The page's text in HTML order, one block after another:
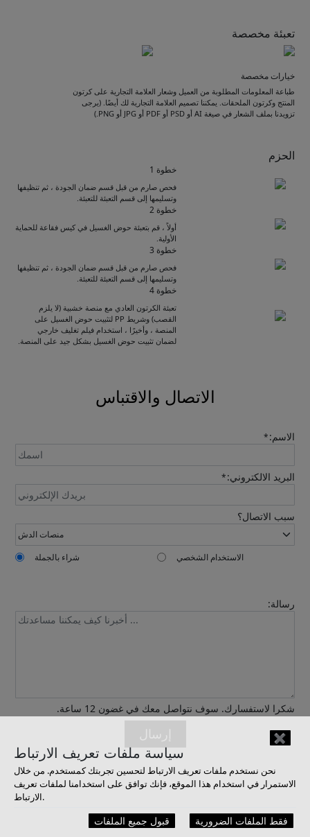
تعبئة مخصصة
خيارات مخصصة
طباعة المعلومات المطلوبة من العميل وشعار العلامة التجارية على كرتون
المنتج وكرتون الملحقات. يمكننا تصميم العلامة التجارية لك أيضًا. (يرجى
تزويدنا بملف الشعار في صيغة AI أو PSD أو PDF أو JPG أو PNG.)
الحزم
خطوة 1
فحص صارم من قبل قسم ضمان الجودة ، ثم تنظيفها
وتسليمها إلى قسم التعبئة للتعبئة.
خطوة 2
أولاً ، قم بتعبئة حوض الغسيل في كيس فقاعة للحماية
الأولية.
خطوة 3
فحص صارم من قبل قسم ضمان الجودة ، ثم تنظيفها
وتسليمها إلى قسم التعبئة للتعبئة.
خطوة 4
تعبئة الكرتون العادي مع منصة خشبية (لا يلزم
القصب) وشريط PP لتثبيت حوض الغسيل على
المنصة ، وأخيرًا ، استخدام فيلم تغليف خارجي
لضمان تثبيت حوض الغسيل بشكل جيد على المنصة.
Get Catalogue
Please leave your contact information,the
catalogue will be sent to your mailbox
Send
الاتصال والاقتباس
الاسم:*
البريد الالكتروني:*
سبب الاتصال؟
شراء بالجملة الاستخدام الشخصي
رسالة:
شكرا لاستفسارك. سوف نتواصل معك في غضون 12 ساعة.
إرسال ✖
سياسة ملفات تعريف الارتباط
نحن نستخدم ملفات تعريف الارتباط لتحسين تجربتك كمستخدم. من خلال
الاستمرار في استخدام هذا الموقع، فإنك توافق على استخدامنا لملفات تعريف
الارتباط.
قبول جميع الملفات فقط الملفات الضرورية